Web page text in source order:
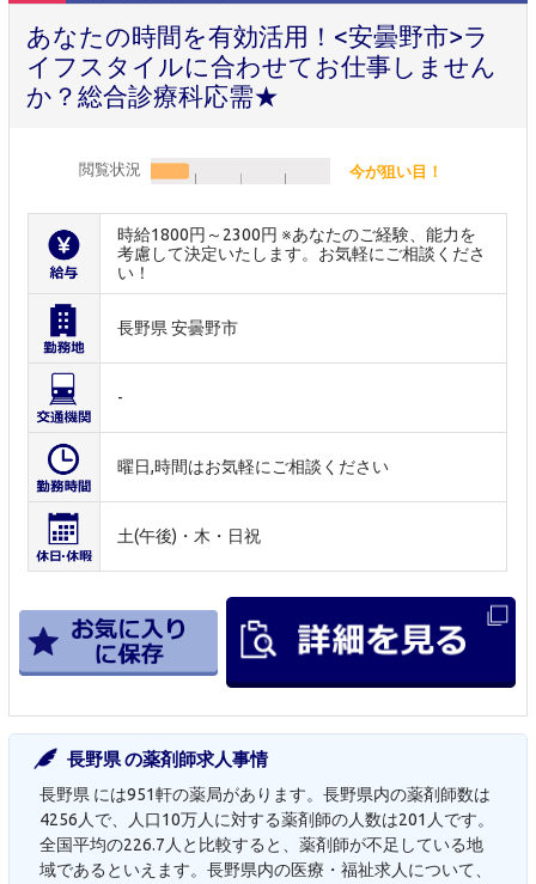
あなたの時間を有効活用！<安曇野市>ラ
イフスタイルに合わせてお仕事しません
か？総合診療科応需★
閲覧状況 今が狙い目！
時給1800円～2300円 ※あなたのご経験、能力を
考慮して決定いたします。お気軽にご相談くださ
い！
長野県 安曇野市
-
曜日,時間はお気軽にご相談ください
土(午後)・木・日祝
長野県 の薬剤師求人事情
長野県 には951軒の薬局があります。長野県内の薬剤師数は
4256人で、人口10万人に対する薬剤師の人数は201人です。
全国平均の226.7人と比較すると、薬剤師が不足している地
域であるといえます。長野県内の医療・福祉求人について、